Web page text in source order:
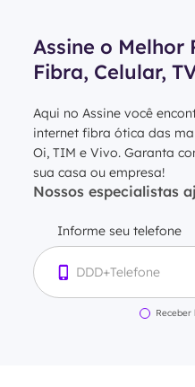
Assine o
Fibra, Celular,
Aqui no Assine você
internet fibra ótica das
Oi, TIM e Vivo. Garanta
sua casa ou empresa!
Nossos especialistas
Informe seu telefone
Receber